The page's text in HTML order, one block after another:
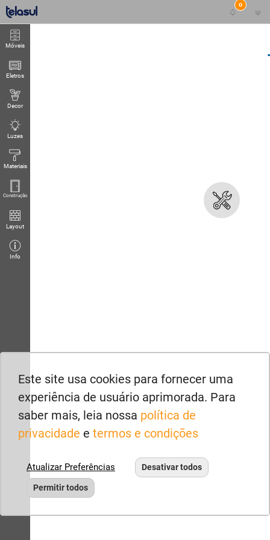
0
Móveis
Eletros
Decor
Luzes
Materiais
Construção
Layout
Info
Este site usa cookies para fornecer uma
experiência de usuário aprimorada. Para
saber mais, leia nossa política de
privacidade e termos e condições
Atualizar Preferências Desativar todos
Permitir todos